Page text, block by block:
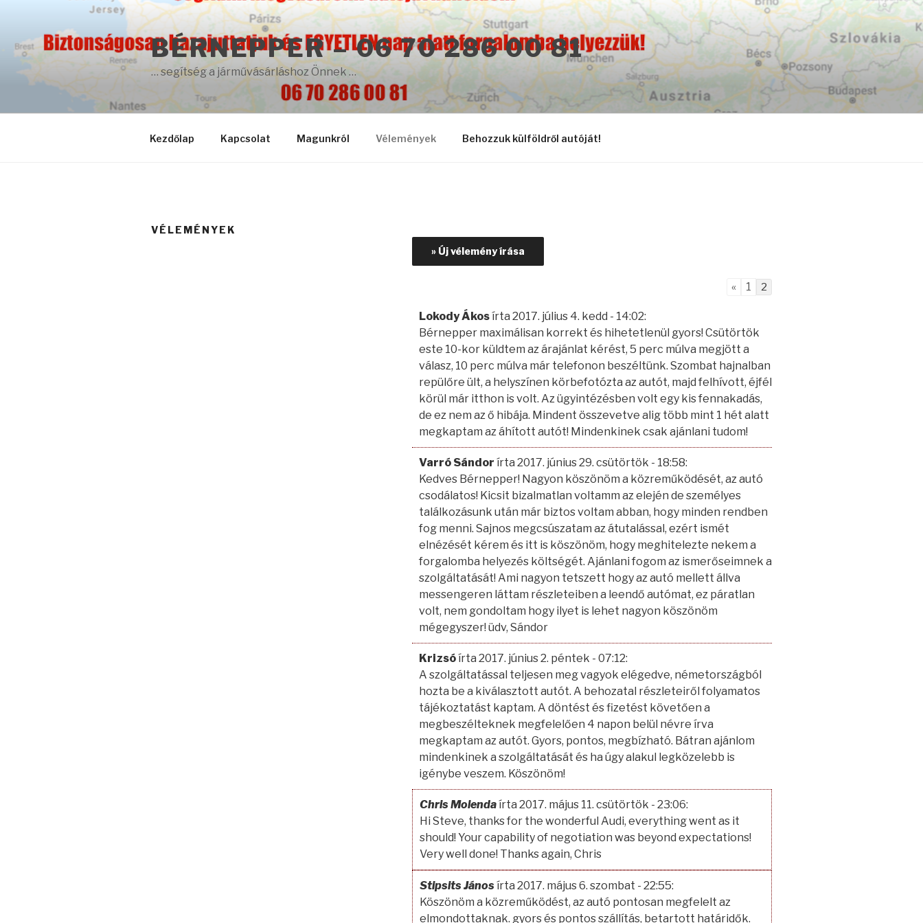
BÉRNEPPER – 06 70 286 00 81
… segítség a járművásárláshoz Önnek …
Kezdőlap Kapcsolat Magunkról Vélemények Behozzuk külföldről autóját!
VÉLEMÉNYEK
« 1 2
Lokody Ákosírta 2017. július 4. kedd - 14:02:
Bérnepper maximálisan korrekt és hihetetlenül gyors! Csütörtök
este 10-kor küldtem az árajánlat kérést, 5 perc múlva megjött a
válasz, 10 perc múlva már telefonon beszéltünk. Szombat hajnalban
repülőre ült, a helyszínen körbefotózta az autót, majd felhívott, éjfél
körül már itthon is volt. Az ügyintézésben volt egy kis fennakadás,
de ez nem az ő hibája. Mindent összevetve alig több mint 1 hét alatt
megkaptam az áhított autót! Mindenkinek csak ajánlani tudom!
Varró Sándor írta 2017. június 29. csütörtök - 18:58:
Kedves Bérnepper! Nagyon köszönöm a közreműködését, az autó
csodálatos! Kicsit bizalmatlan voltamm az elején de személyes
találkozásunk után már biztos voltam abban, hogy minden rendben
fog menni. Sajnos megcsúszatam az átutalással, ezért ismét
elnézését kérem és itt is köszönöm, hogy meghitelezte nekem a
forgalomba helyezés költségét. Ajánlani fogom az ismerőseimnek a
szolgáltatását! Ami nagyon tetszett hogy az autó mellett állva
messengeren láttam részleteiben a leendő autómat, ez páratlan
volt, nem gondoltam hogy ilyet is lehet nagyon köszönöm
mégegyszer! üdv, Sándor
Krizsóírta 2017. június 2. péntek - 07:12:
A szolgáltatással teljesen meg vagyok elégedve, németországból
hozta be a kiválasztott autót. A behozatal részleteiről folyamatos
tájékoztatást kaptam. A döntést és fizetést követően a
megbeszélteknek megfelelően 4 napon belül névre írva
megkaptam az autót. Gyors, pontos, megbízható. Bátran ajánlom
mindenkinek a szolgáltatását és ha úgy alakul legközelebb is
igénybe veszem. Köszönöm!
Chris Molendaírta 2017. május 11. csütörtök - 23:06:
Hi Steve, thanks for the wonderful Audi, everything went as it
should! Your capability of negotiation was beyond expectations!
Very well done! Thanks again, Chris
Stipsits János írta 2017. május 6. szombat - 22:55:
Köszönöm a közreműködést, az autó pontosan megfelelt az
elmondottaknak. gyors és pontos szállítás, betartott határidők.